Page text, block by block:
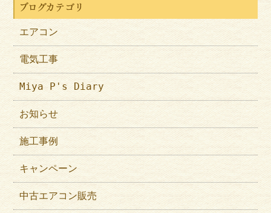
ブログカテゴリ
エアコン
電気工事
Miya P's Diary
お知らせ
施工事例
キャンペーン
中古エアコン販売